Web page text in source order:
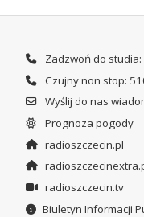
Zadzwoń do
Czujny non stop:
Wyślij do nas
Prognoza pogody
radioszczecin.pl
radioszczecin.tv
Biuletyn Informacji